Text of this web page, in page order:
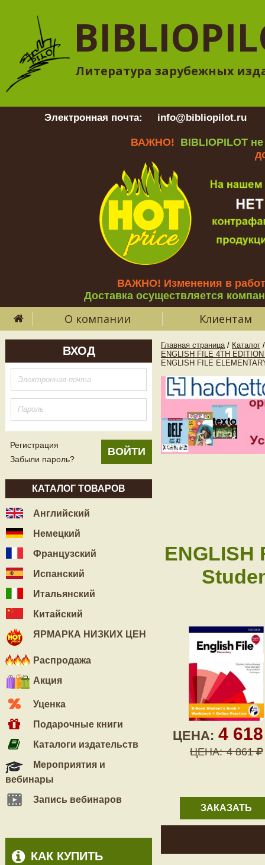
Литература зарубежных
Электронная почта: info@bibliopilot.ru
ВАЖНО! BIBLIOPILOT
ВАЖНО! Изменения в
Доставка осуществляется
О компании Клиентам
ВХОД
Регистрация
Забыли пароль?
КАТАЛОГ ТОВАРОВ
Английский
Немецкий
Французский
Испанский
Итальянский
Китайский
ЯРМАРКА НИЗКИХ ЦЕН
Распродажа
Акция
Уценка
Подарочные книги
Каталоги издательств
Мероприятия и
вебинары
Запись вебинаров
КАК КУПИТЬ
Главная страница / Каталог /
ENGLISH FILE 4TH
ENGLISH FILE
ENGLISH
ЦЕНА: 4
ЦЕНА: 4 861
ЗАКАЗАТЬ